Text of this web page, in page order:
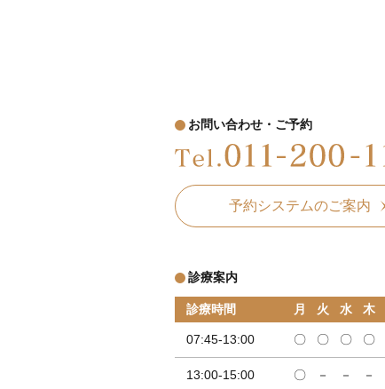
お問い合わせ・ご予約
予約システムのご案内
診療案内
診療時間 月 火 水 木
07:45-13:00 〇 〇 〇 〇
13:00-15:00 〇 － － －